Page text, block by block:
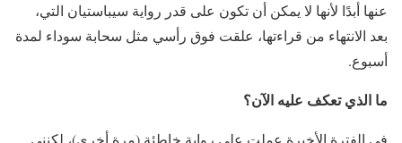
عنها أبدًا لأنها لا يمكن أن تكون على قدر رواية سيباستيان التي،
بعد الانتهاء من قراءتها، علقت فوق رأسي مثل سحابة سوداء لمدة
أسبوع.
ما الذي تعكف عليه الآن؟
في الفترة الأخيرة عملت على رواية خاطئة (مرة أخرى)، لكنني